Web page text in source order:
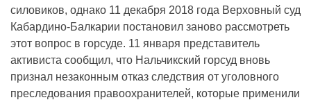
силовиков, однако 11 декабря 2018 года Верховный суд
Кабардино-Балкарии постановил заново рассмотреть
этот вопрос в горсуде. 11 января представитель
активиста сообщил, что Нальчикский горсуд вновь
признал незаконным отказ следствия от уголовного
преследования правоохранителей, которые применили